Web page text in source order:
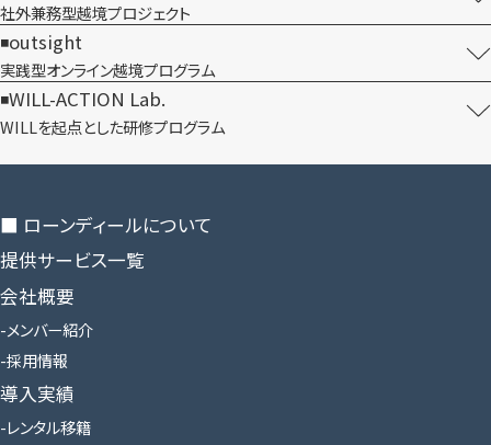
社外兼務型​越境プロジェクト
outsight
実践型オンライン​越境プログラム
WILL-ACTION Lab.
WILLを​起点とした​研修プログラム
■ ローンディールに​ついて
提供サービス一覧
会社概要
メンバー紹介
採用情報
導入実績
レンタル移籍